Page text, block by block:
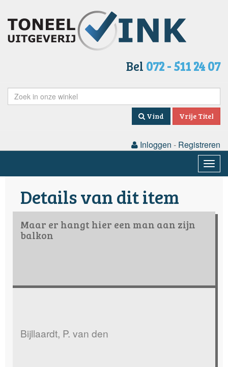
Bel 072 - 511 24 07
Vind Vrije Titel
Inloggen - Registreren
Details van dit item
Maar er hangt hier een man aan zijn
balkon
Bijllaardt, P. van den